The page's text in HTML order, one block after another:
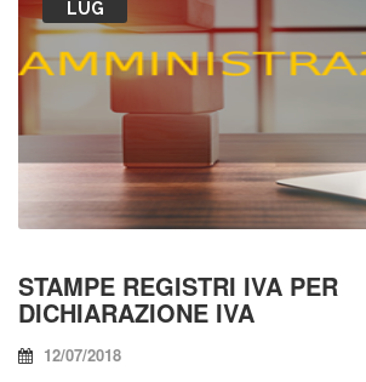
LUG
STAMPE REGISTRI IVA PER
DICHIARAZIONE IVA
12/07/2018